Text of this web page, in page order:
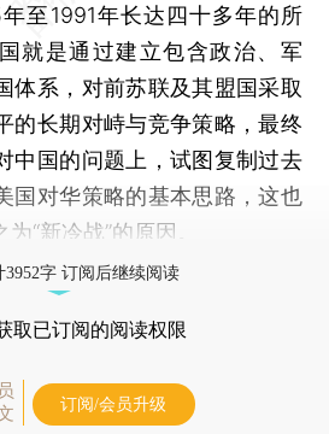
至1991年长达四十多年的所
就是通过建立包含政治、军
体系，对前苏联及其盟国采取
的长期对峙与竞争策略，最终
中国的问题上，试图复制过去
国对华策略的基本思路，这也
“新冷战”的原因。
3952字 订阅后继续阅读
取已订阅的阅读权限
订阅/会员升级